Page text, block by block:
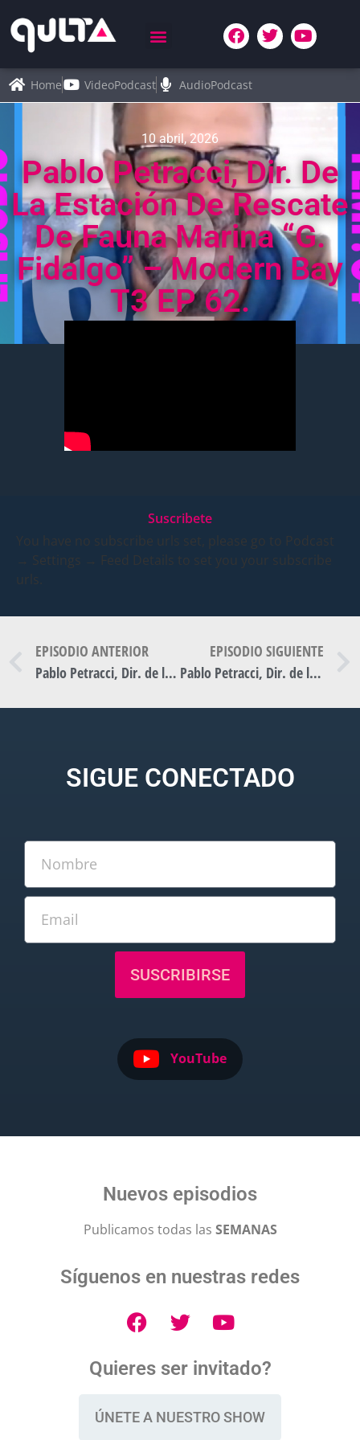
Home VideoPodcast AudioPodcast
10 abril, 2026
Pablo Petracci, Dir. De
La Estación De Rescate
De Fauna Marina “G.
Fidalgo” – Modern Bay
T3 EP 62.
Suscribete
You have no subscribe urls set, please go to Podcast
→ Settings → Feed Details to set you your subscribe
urls.
EPISODIO ANTERIOR
Pablo Petracci, Dir. de la Estación de Rescate de Fauna Marina “G. Fidalgo” – Modern Bay T3 EP 61.
EPISODIO SIGUIENTE
Pablo Petracci, Dir. de la Estación de Rescate de Fauna Marina “G. Fidalgo” – Modern Bay T3 EP 63.
SIGUE CONECTADO
SUSCRIBIRSE
YouTube
Nuevos episodios
Publicamos todas las SEMANAS
Síguenos en nuestras redes
Quieres ser invitado?
ÚNETE A NUESTRO SHOW